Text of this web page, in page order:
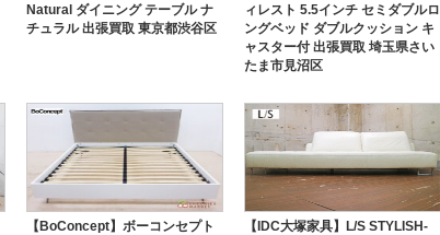
Natural ダイニング テーブル ナ
チュラル 出張買取 東京都渋谷区
ィレスト 5.5インチ セミダブルロ
ングベッド ダブルクッション キ
ャスター付 出張買取 埼玉県さい
たま市見沼区
【BoConcept】ボーコンセプト
【IDC大塚家具】L/S STYLISH-